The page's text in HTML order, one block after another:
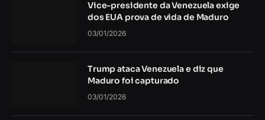
Vice-presidente da Venezuela exige
dos EUA prova de vida de Maduro
03/01/2026
Trump ataca Venezuela e diz que
Maduro foi capturado
03/01/2026